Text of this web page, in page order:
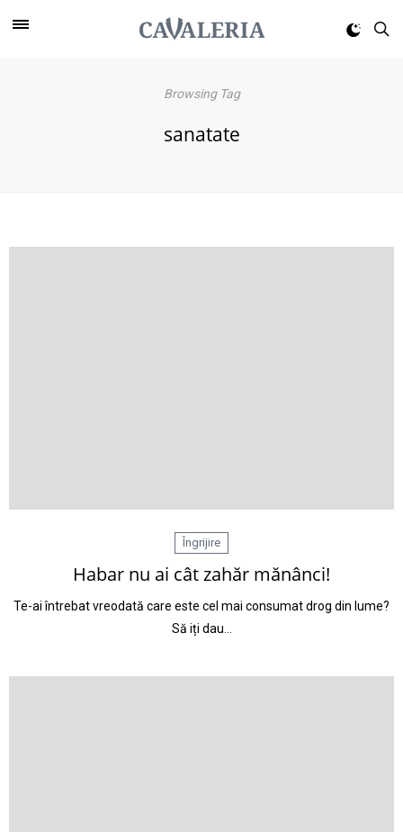
Browsing Tag
sanatate
Îngrijire
Habar nu ai cât zahăr mănânci!
Te-ai întrebat vreodată care este cel mai consumat drog din lume?
Să iți dau…